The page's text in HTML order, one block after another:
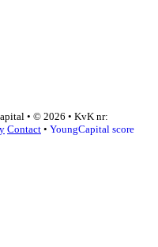
• © 2026 • KvK nr:
Contact • YoungCapital score